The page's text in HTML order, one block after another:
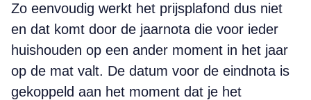
Zo eenvoudig werkt het prijsplafond dus niet
en dat komt door de jaarnota die voor ieder
huishouden op een ander moment in het jaar
op de mat valt. De datum voor de eindnota is
gekoppeld aan het moment dat je het